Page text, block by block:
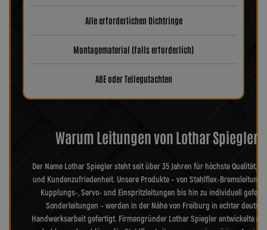
Alle erforderlichen Dichtringe
Montagematerial (falls erforderlich)
ABE oder Teilegutachten
Warum Leitungen von Lothar Spiegler?
Der Name Lothar Spiegler steht seit über 35 Jahren für höchste Qualität,
und Kundenzufriedenheit. Unsere Produkte – von Stahlflex-
Kupplungs-, Servo- und Einspritzleitungen bis hin zu individuell
Sonderleitungen – werden in der Nähe von Freiburg in echter
Handwerksarbeit gefertigt. Firmengründer Lothar Spiegler entwickelte